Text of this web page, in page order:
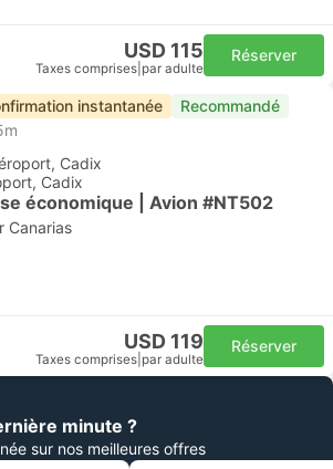
USD 115
Taxes comprises par adulte
Réserver
instantanée Recommandé
Cadix
Cadix
économique | Avion #NT502
Canarias
USD 119
Taxes comprises par adulte
Réserver
minute ?
sur nos meilleures offres